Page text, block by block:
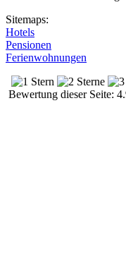
Sitemaps:
Hotels
Pensionen
Ferienwohnungen
Bewertung dieser Seite: